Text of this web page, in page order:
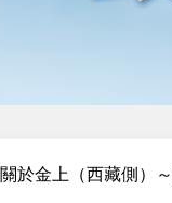
關於金上（西藏側）